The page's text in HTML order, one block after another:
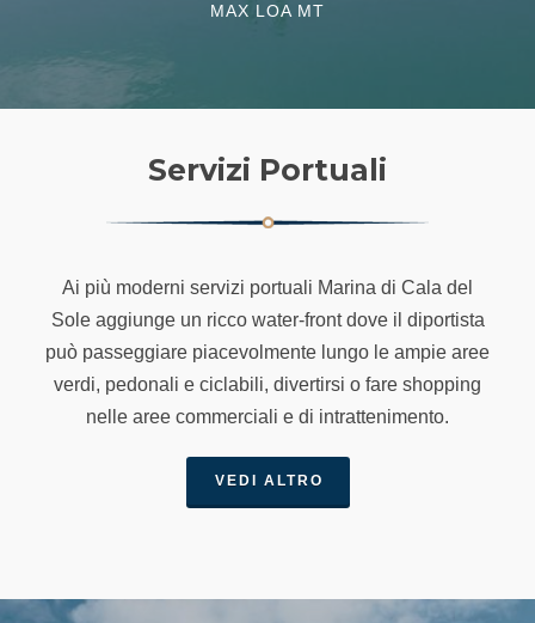
MAX LOA MT
Servizi Portuali
Ai più moderni servizi portuali Marina di Cala del
Sole aggiunge un ricco water-front dove il diportista
può passeggiare piacevolmente lungo le ampie aree
verdi, pedonali e ciclabili, divertirsi o fare shopping
nelle aree commerciali e di intrattenimento.
VEDI ALTRO